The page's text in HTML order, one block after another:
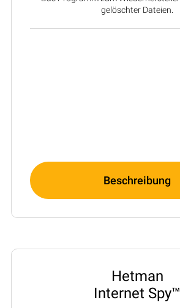
gelöschter Dateien.
Beschreibung
Hetman
Internet Spy™